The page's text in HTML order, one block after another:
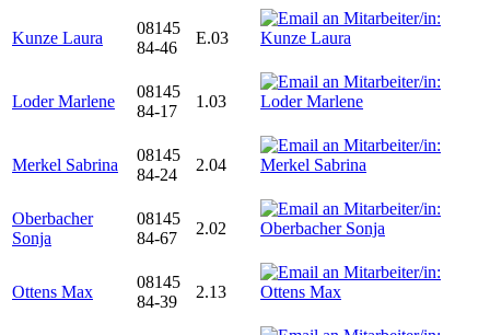
Kunze Laura
08145
84-46
E.03
Loder Marlene
08145
84-17
1.03
Merkel Sabrina
08145
84-24
2.04
Oberbacher
Sonja
08145
84-67
2.02
Ottens Max
08145
84-39
2.13